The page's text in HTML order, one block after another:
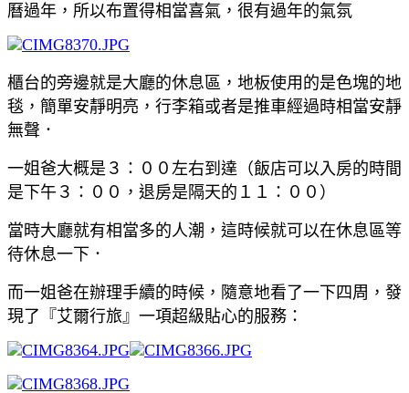
曆過年，所以布置得相當喜氣，很有過年的氣氛
櫃台的旁邊就是大廳的休息區，地板使用的是色塊的地
毯，簡單安靜明亮，行李箱或者是推車經過時相當安靜
無聲．
一姐爸大概是３：００左右到達（飯店可以入房的時間
是下午３：００，退房是隔天的１１：００）
當時大廳就有相當多的人潮，這時候就可以在休息區等
待休息一下．
而一姐爸在辦理手續的時候，隨意地看了一下四周，發
現了『艾爾行旅』一項超級貼心的服務：